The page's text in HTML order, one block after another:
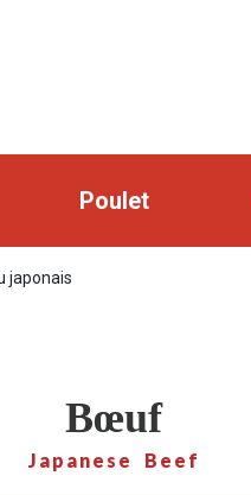
Poulet
japonais
Bœuf
Japanese Beef